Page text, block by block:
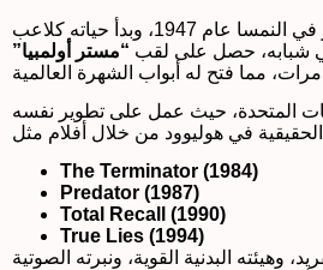
ولد أرنولد شوارزنيجر في النمسا عام 1947، وبدأ حياته كلاعب
شبابه، حصل على لقب “مستر أولمبيا”
المتحدة، حيث عمل على تطوير نفسه
The Terminator (1984)
Predator (1987)
Total Recall (1990)
True Lies (1994)
وهيئته البدنية القوية، ونبرته الصوتية